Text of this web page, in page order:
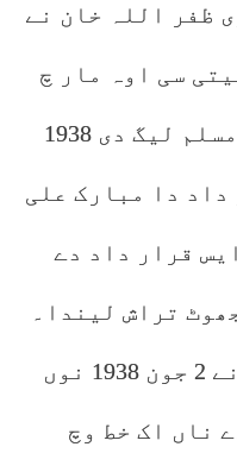
ظفر اللہ خان نے
سی اوہ مار چ
1940 دا زمانہ اے۔ سندھ مسلم لیگ دی 1938
داد دا مبارک علی
قرار داد دے
تراش لیندا۔
وائسرائے لارڈ لنلتھگو نے 2 جون 1938 نوں
ناں اک خط وچ